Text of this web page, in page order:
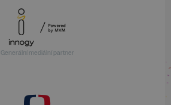
Generální mediální partner